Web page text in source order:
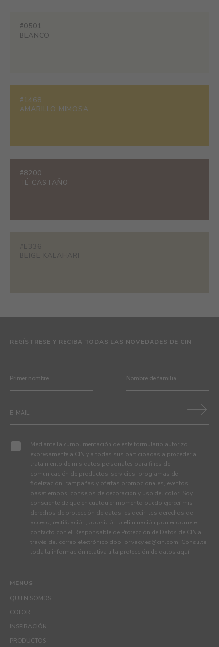
#0501
BLANCO
#1468
AMARILLO MIMOSA
#8200
TÉ CASTAÑO
#E336
BEIGE KALAHARI
MENUS
QUIEN SOMOS
COLOR
INSPIRACIÓN
PRODUCTOS
REGÍSTRESE Y RECIBA TODAS LAS NOVEDADES DE CIN
Mediante la cumplimentación de este formulario autorizo
expresamente a CIN y a todas sus participadas a proceder al
tratamiento de mis datos personales para fines de
comunicación de productos, servicios, programas de
fidelización, campañas y ofertas promocionales, eventos,
pasatiempos, consejos de decoración y uso del color. Soy
consciente de que en cualquier momento puedo ejercer mis
derechos de protección de datos, es decir, los derechos de
acceso, rectificación, oposición o eliminación poniéndome en
contacto con el Responsable de Protección de Datos de CIN a
través del correo electrónico dpo_privacy.es@cin.com. Consulte
toda la información relativa a la protección de datos aquí.